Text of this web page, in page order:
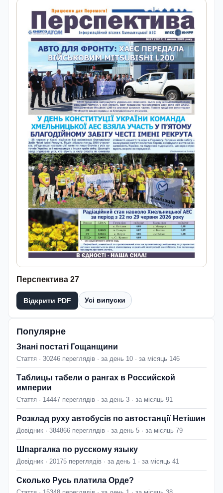
Перспектива 27
Відкрити PDF Усі випуски
Популярне
Знані постаті Гощанщини
Стаття · 30246 переглядів · за день 10 · за місяць 146
Таблицы табели о рангах в Российской
империи
Стаття · 14447 переглядів · за день 3 · за місяць 91
Розклад руху автобусів по автостанції Нетішин
Довідник · 384866 переглядів · за день 5 · за місяць 79
Шпаргалка по русскому языку
Довідник · 20175 переглядів · за день 1 · за місяць 41
Сколько Русь платила Орде?